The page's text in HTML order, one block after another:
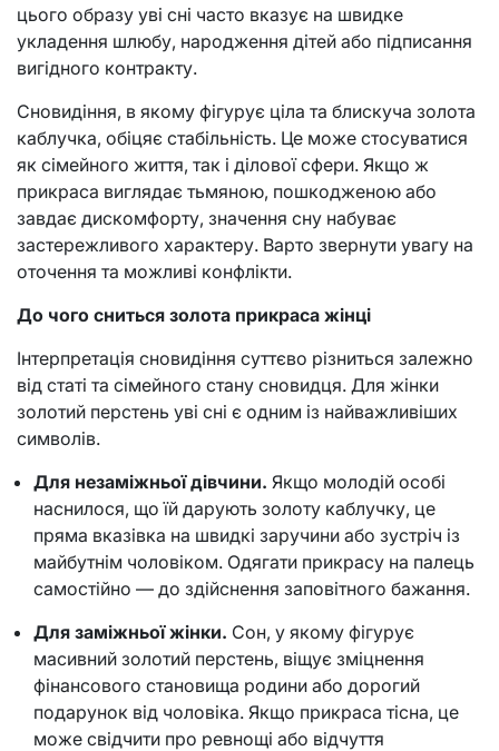
цього образу уві сні часто вказує на швидке
укладення шлюбу, народження дітей або підписання
вигідного контракту.
Сновидіння, в якому фігурує ціла та блискуча золота
каблучка, обіцяє стабільність. Це може стосуватися
як сімейного життя, так і ділової сфери. Якщо ж
прикраса виглядає тьмяною, пошкодженою або
завдає дискомфорту, значення сну набуває
застережливого характеру. Варто звернути увагу на
оточення та можливі конфлікти.
До чого сниться золота прикраса жінці
Інтерпретація сновидіння суттєво різниться залежно
від статі та сімейного стану сновидця. Для жінки
золотий перстень уві сні є одним із найважливіших
символів.
Для незаміжньої дівчини. Якщо молодій особі
наснилося, що їй дарують золоту каблучку, це
пряма вказівка на швидкі заручини або зустріч із
майбутнім чоловіком. Одягати прикрасу на палець
самостійно — до здійснення заповітного бажання.
Для заміжньої жінки. Сон, у якому фігурує
масивний золотий перстень, віщує зміцнення
фінансового становища родини або дорогий
подарунок від чоловіка. Якщо прикраса тісна, це
може свідчити про ревнощі або відчуття